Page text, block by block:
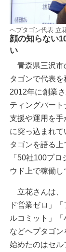
ヘプタゴン代表 立
顔の知らない
い
青森県三沢市
タゴンで代表を
2012年に創業
ティングパー
支援や運用を手
に突っ込まれ
タゴンを語る
「50社100プ
ウド上で稼働し
立花さんは、
ド営業ゼロ」
ルコミット」「
などヘプタゴ
始めたのはセ